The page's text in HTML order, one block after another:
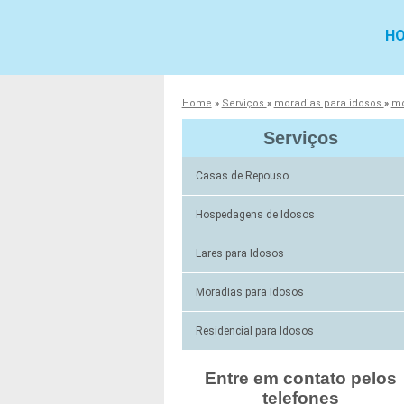
Home » Serviços » moradias para idosos »
Serviços
Casas de Repouso
Hospedagens de Idosos
Lares para Idosos
Moradias para Idosos
Residencial para Idosos
Entre em contato pelos
telefones